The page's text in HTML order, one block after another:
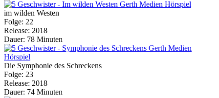
im wilden Westen
Folge: 22
Release: 2018
Dauer: 78 Minuten
Die Symphonie des Schreckens
Folge: 23
Release: 2018
Dauer: 74 Minuten